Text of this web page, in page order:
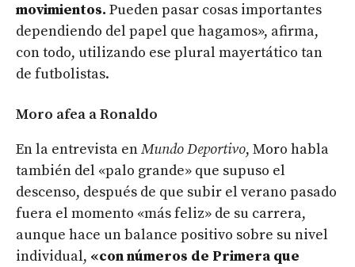
movimientos. Pueden pasar cosas importantes
dependiendo del papel que hagamos», afirma,
con todo, utilizando ese plural mayertático tan
de futbolistas.
Moro afea a Ronaldo
En la entrevista enMundo Deportivo, Moro habla
también del «palo grande» que supuso el
descenso, después de que subir el verano pasado
fuera el momento «más feliz» de su carrera,
aunque hace un balance positivo sobre su nivel
individual, «con números de Primera que